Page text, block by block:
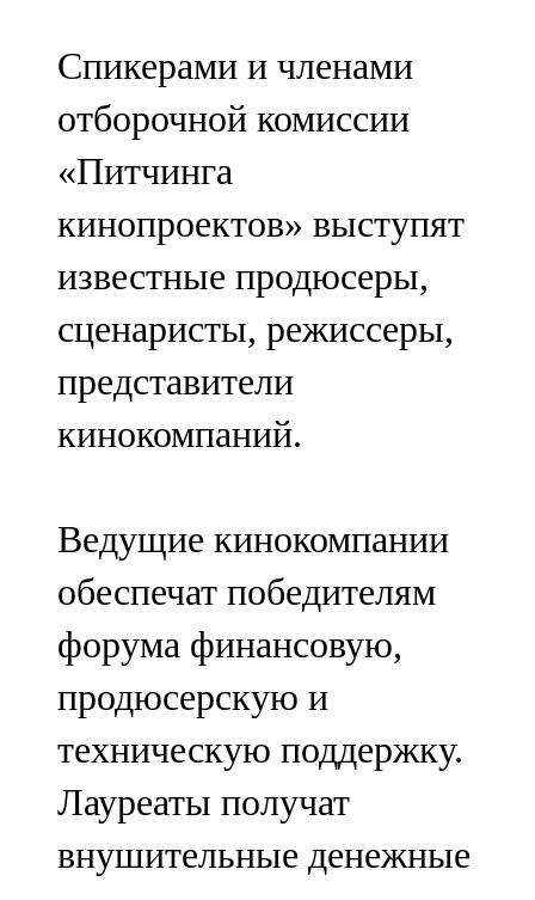
102,6 FM
Чирмешән
107,7 FM
Чистай
103,0 FM
Чүпрәле
91,0 FM
Шәмәрдән
Яңа чишмә
107,0 FM
Яр Чаллы
105,5 FM
Спикерами и членами
отборочной комиссии
«Питчинга
кинопроектов» выступят
известные продюсеры,
сценаристы, режиссеры,
представители
кинокомпаний.
Ведущие кинокомпании
обеспечат победителям
форума финансовую,
продюсерскую и
техническую поддержку.
Лауреаты получат
внушительные денежные